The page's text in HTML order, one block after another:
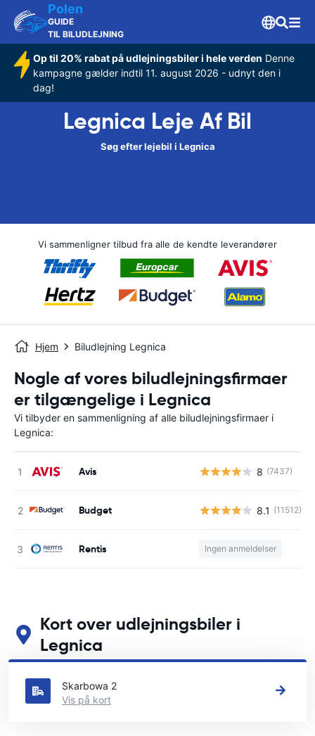
Polen
GUIDE
TIL BILUDLEJNING
Op til 20% rabat på udlejningsbiler i hele verden Denne
kampagne gælder indtil 11. august 2026 - udnyt den i
dag!
Legnica Leje Af Bil
Søg efter lejebil i Legnica
Vi sammenligner tilbud fra alle de kendte leverandører
Hjem Biludlejning Legnica
Nogle af vores biludlejningsfirmaer
er tilgængelige i Legnica
Vi tilbyder en sammenligning af alle biludlejningsfirmaer i
Legnica:
Avis 8 (7437)
Budget 8.1 (11512)
Rentis Ingen anmeldelser
Kort over udlejningsbiler i
Legnica
Se vores vigtigste biludlejningssteder i Legnica
Skarbowa 2
Vis på kort